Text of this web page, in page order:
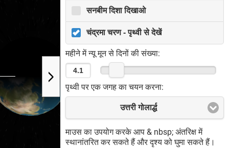
सनबीम दिशा दिखाओ
चंद्रमा चरण - पृथ्वी से देखें
महीने में न्यू मून से दिनों की संख्या:
पृथ्वी पर एक जगह का चयन करना:
उत्तरी गोलार्द्ध
माउस का उपयोग करके आप & nbsp; अंतरिक्ष में
स्थानांतरित कर सकते हैं और दृश्य को घुमा सकते हैं।